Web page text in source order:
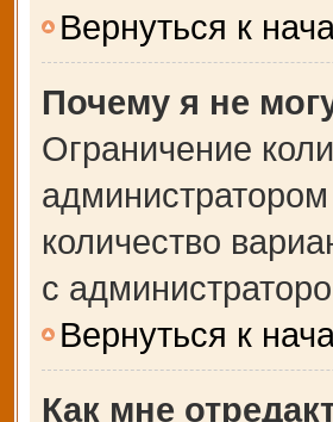
Вернуться к
Почему я не
Ограничение
количество
с
Вернуться к
Как мне